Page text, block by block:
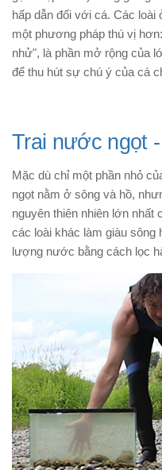
hấp dẫn đối với cá. Các
một phương pháp thú vị
nhử", là phần mở rộng của
để thu hút sự chú ý của cá
Trai nước ngọt
Mặc dù chỉ một phần nhỏ
ngọt nằm ở sông và hồ,
nguyên thiên nhiên lớn nhất
các loài khác làm giàu sông
lượng nước bằng cách lọc